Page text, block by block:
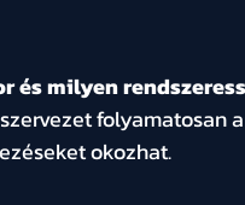
és milyen
folyamatosan
okozhat.